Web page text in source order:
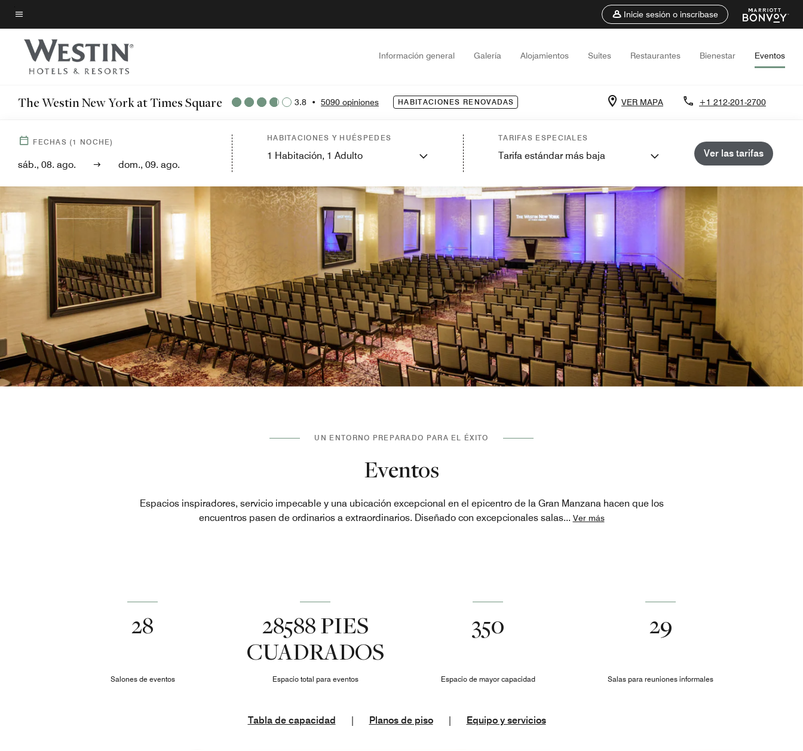
Skip
to
main
content
Texto del menú
Inicie sesión o inscríbase
Información general Galería Alojamientos Suites Restaurantes Bienestar Eventos
The Westin New York at Times Square 3.8 • 5090 opiniones HABITACIONES RENOVADAS VER MAPA +1 212-201-2700
FECHAS (1 NOCHE)
sáb., 08. ago. dom., 09. ago.
HABITACIONES Y HUÉSPEDES
1 Habitación, 1 Adulto
TARIFAS ESPECIALES
Tarifa estándar más baja Ver las tarifas
UN ENTORNO PREPARADO PARA EL ÉXITO
Eventos
Espacios inspiradores, servicio impecable y una ubicación excepcional en el epicentro de la Gran Manzana hacen que los
encuentros pasen de ordinarios a extraordinarios. Diseñado con excepcionales salas... Ver más
28
Salones de eventos
28588 PIES
CUADRADOS
Espacio total para eventos
350
Espacio de mayor capacidad
29
Salas para reuniones informales
Tabla de capacidad Planos de piso Equipo y servicios